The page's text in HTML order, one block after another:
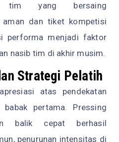
tim yang bersaing
aman dan tiket kompetisi
performa menjadi faktor
nasib tim di akhir musim.
Strategi Pelatih
atas pendekatan
pertama. Pressing
balik cepat berhasil
penurunan intensitas di